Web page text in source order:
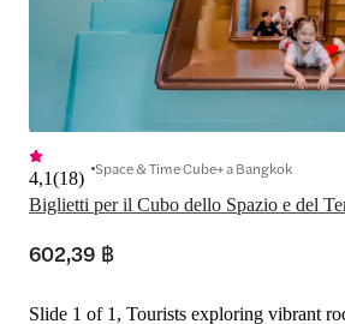
Biglietti per il Cubo dello Spazio e del
4,1(18) Space & Time Cube+ a Bangkok
602,39 ฿
Slide 1 of 1, Tourists exploring vibrant